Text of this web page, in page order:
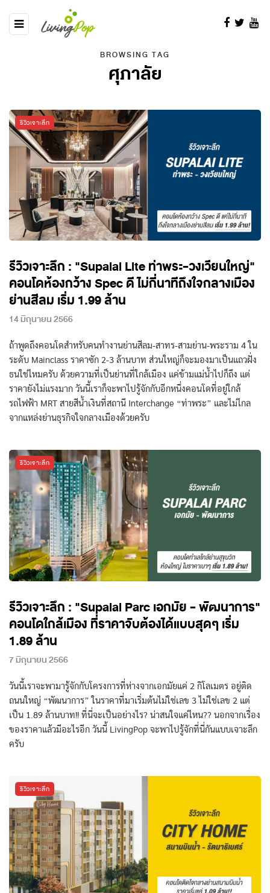
BROWSING TAG
ศุภาลัย
รีวิวเจาะลึก
รีวิวเจาะลึก : "Supalai Lite ท่าพระ-วงเวียนใหญ่"
คอนโดห้องกว้าง Spec ดี ไม่กี่นาทีถึงใจกลางเมือง
ย่านสีลม เริ่ม 1.99 ล้าน
14 มิถุนายน 2566
ถ้าพูดถึงคอนโดสำหรับคนทำงานย่านสีลม-สาทร-สามย่าน-พระราม 4 ใน
ระดับ Mainclass ราคาซัก 2-3 ล้านบาท ส่วนใหญ่ก็จะมองมาเป็นแถวฝั่ง
ธนใช่ไหมครับ ด้วยความที่เป็นย่านที่ใกล้เมือง แค่ข้ามแม่น้ำไปก็ถึง แต่
ราคายังไม่แรงมาก วันนี้เราก็จะพาไปรู้จักกับอีกหนึ่งคอนโดที่อยู่ใกล้
รถไฟฟ้า MRT สายสีน้ำเงินที่สถานี Interchange “ท่าพระ” และไม่ไกล
จากแหล่งย่านธุรกิจใจกลางเมืองด้วยครับ
รีวิวเจาะลึก
รีวิวเจาะลึก : "Supalai Parc เอกมัย - พัฒนาการ"
คอนโดใกล้เมือง ที่ราคาจับต้องได้แบบสุดๆ เริ่ม
1.89 ล้าน
7 มิถุนายน 2566
วันนี้เราจะพามารู้จักกับโครงการที่ห่างจากเอกมัยแค่ 2 กิโลเมตร อยู่ติด
ถนนใหญ่ “พัฒนาการ” ในราคาที่มาเริ่มต้นไม่ใช่เลข 3 ไม่ใช่เลข 2 แต่
เป็น 1.89 ล้านบาท!! ที่นี่จะเป็นอย่างไร? น่าสนใจแค่ไหน?? นอกจากเรื่อง
ของราคาแล้วมีอะไรอีก วันนี้ LivingPop จะพาไปรู้จักที่นี่กันแบบเจาะลึก
ครับ
รีวิวเจาะลึก